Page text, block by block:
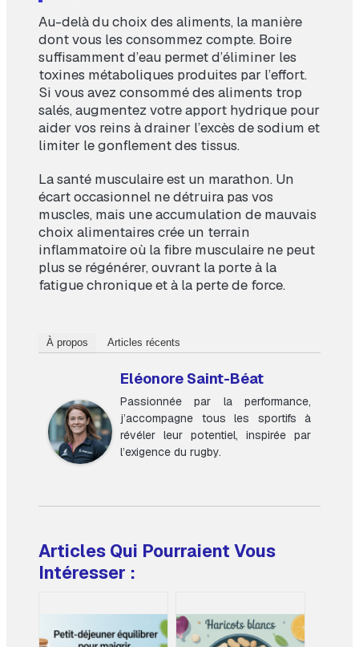
Au-delà du choix des aliments, la manière
dont vous les consommez compte. Boire
suffisamment d’eau permet d’éliminer les
toxines métaboliques produites par l’effort.
Si vous avez consommé des aliments trop
salés, augmentez votre apport hydrique pour
aider vos reins à drainer l’excès de sodium et
limiter le gonflement des tissus.
La santé musculaire est un marathon. Un
écart occasionnel ne détruira pas vos
muscles, mais une accumulation de mauvais
choix alimentaires crée un terrain
inflammatoire où la fibre musculaire ne peut
plus se régénérer, ouvrant la porte à la
fatigue chronique et à la perte de force.
À propos Articles récents
Eléonore Saint-Béat
Passionnée par la performance,
j’accompagne tous les sportifs à
révéler leur potentiel, inspirée par
l’exigence du rugby.
Articles Qui Pourraient Vous
Intéresser :